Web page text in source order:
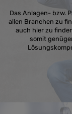
Das Anlagen- bzw.
allen Branchen zu
auch hier zu
somit